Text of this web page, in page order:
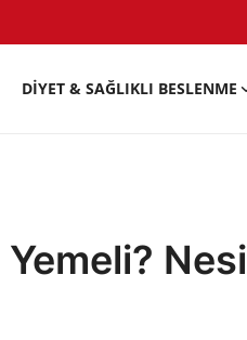
DIYET & SAĞLIKLI BESLENME
Nesi